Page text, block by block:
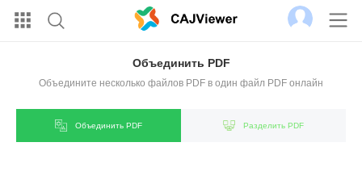
Объединить PDF
Объедините несколько файлов PDF в один файл PDF онлайн
Объединить PDF Разделить PDF